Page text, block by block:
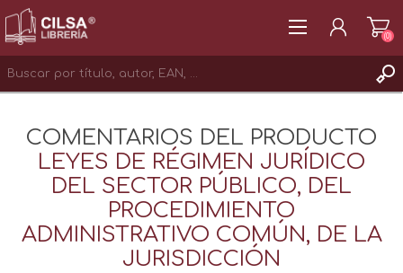
INICIAR SESIÓN
(0)
COMENTARIOS DEL PRODUCTO
LEYES DE RÉGIMEN JURÍDICO
DEL SECTOR PÚBLICO, DEL
PROCEDIMIENTO
ADMINISTRATIVO COMÚN, DE LA
JURISDICCIÓN